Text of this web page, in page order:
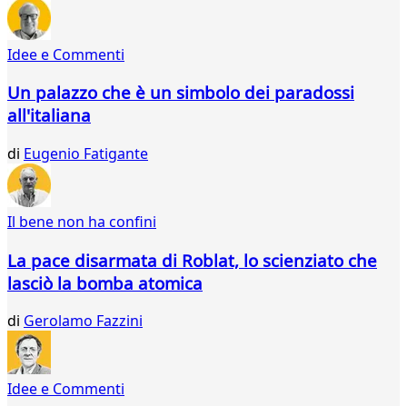
Idee e Commenti
Un palazzo che è un simbolo dei paradossi
all'italiana
di Eugenio Fatigante
Il bene non ha confini
La pace disarmata di Roblat, lo scienziato che
lasciò la bomba atomica
di Gerolamo Fazzini
Idee e Commenti